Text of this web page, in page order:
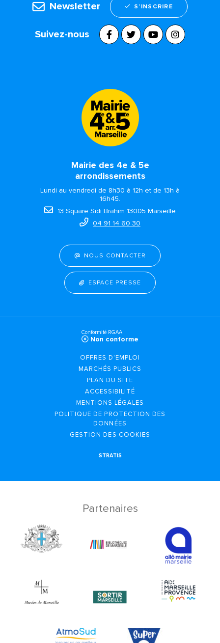
Newsletter S’INSCRIRE
Suivez-nous
Mairie des 4e & 5e
arrondissements
Lundi au vendredi de 8h30 à 12h et de 13h à
16h45.
13 Square Sidi Brahim 13005 Marseille
04 91 14 60 30
NOUS CONTACTER
ESPACE PRESSE
Conformité RGAA
Non conforme
OFFRES D'EMPLOI
MARCHÉS PUBLICS
PLAN DU SITE
ACCESSIBILITÉ
MENTIONS LÉGALES
POLITIQUE DE PROTECTION DES
DONNÉES
GESTION DES COOKIES
STRATIS
Partenaires